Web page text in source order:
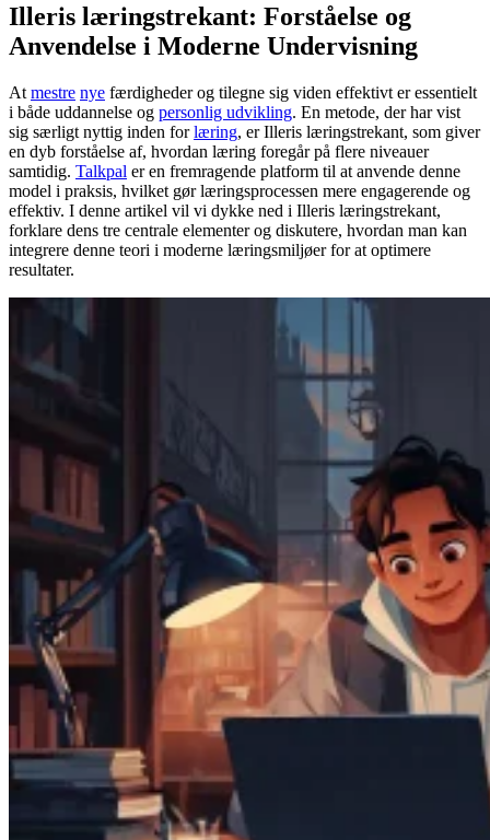
Illeris læringstrekant: Forståelse og
Anvendelse i Moderne Undervisning
At mestre nye færdigheder og tilegne sig viden effektivt er essentielt
i både uddannelse og personlig udvikling. En metode, der har vist
sig særligt nyttig inden forlæring, er Illeris læringstrekant, som giver
en dyb forståelse af, hvordan læring foregår på flere niveauer
samtidig. Talkpal er en fremragende platform til at anvende denne
model i praksis, hvilket gør læringsprocessen mere engagerende og
effektiv. I denne artikel vil vi dykke ned i Illeris læringstrekant,
forklare dens tre centrale elementer og diskutere, hvordan man kan
integrere denne teori i moderne læringsmiljøer for at optimere
resultater.